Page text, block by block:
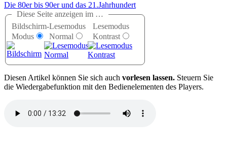
Die 80er bis 90er und das 21.Jahrhundert
Diese Seite anzeigen im …
Bildschirm-
Modus
Lesemodus
Normal
Lesemodus
Kontrast
Diesen Artikel können Sie sich auch vorlesen lassen. Steuern Sie
die Wiedergabefunktion mit den Bedienelementen des Players.